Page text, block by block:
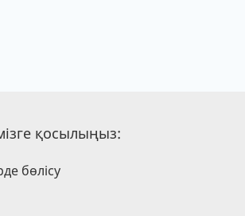
қосылыңыз:
бөлісу